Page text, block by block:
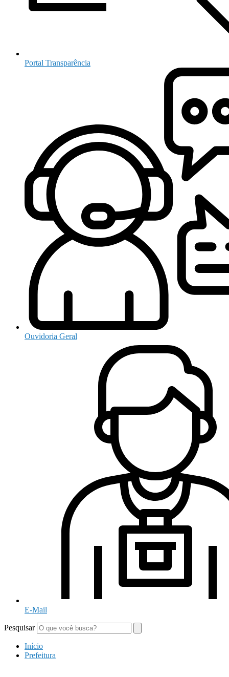
Portal Transparência
Ouvidoria Geral
E-Mail
Pesquisar
Início
Prefeitura